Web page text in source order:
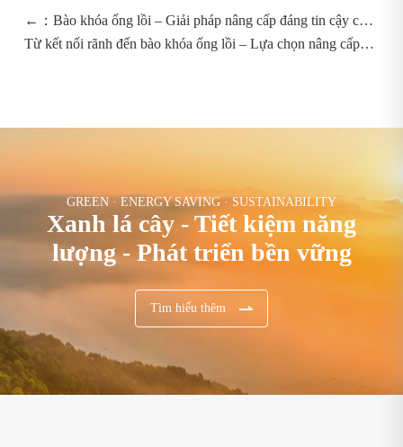
←：Bào khóa ống lồi – Giải pháp nâng cấp đáng tin cậy cho
nối ống chữa cháy thép cacbon năm nay
Từ kết nối rãnh đến bào khóa ống lồi – Lựa chọn nâng cấp
GREEN · ENERGY SAVING · SUSTAINABILITY
Xanh lá cây - Tiết kiệm năng
lượng - Phát triển bền vững
Tìm hiểu thêm